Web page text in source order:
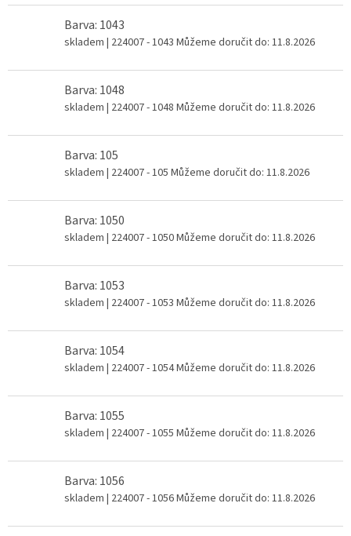
Barva: 1043
skladem | 224007 - 1043 Můžeme doručit do: 11.8.2026
Barva: 1048
skladem | 224007 - 1048 Můžeme doručit do: 11.8.2026
Barva: 105
skladem | 224007 - 105 Můžeme doručit do: 11.8.2026
Barva: 1050
skladem | 224007 - 1050Můžeme doručit do: 11.8.2026
Barva: 1053
skladem | 224007 - 1053 Můžeme doručit do: 11.8.2026
Barva: 1054
skladem | 224007 - 1054Můžeme doručit do: 11.8.2026
Barva: 1055
skladem | 224007 - 1055 Můžeme doručit do: 11.8.2026
Barva: 1056
skladem | 224007 - 1056Můžeme doručit do: 11.8.2026